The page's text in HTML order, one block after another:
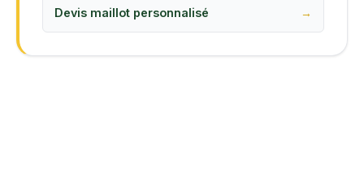
Devis maillot personnalisé